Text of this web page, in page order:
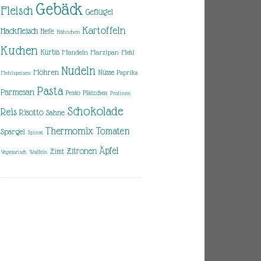
Fleisch Gebäck Geflügel
Hackfleisch Hefe Hähnchen Kartoffeln
Kuchen Kürbis Mandeln Marzipan Mehl
Mehlspeisen Möhren Nudeln Nüsse Paprika
Parmesan Pasta Pesto Plätzchen Pralinen
Reis Risotto Sahne Schokolade
Spargel Spinat Thermomix Tomaten
Vegetarisch Waffeln Zimt Zitronen Äpfel